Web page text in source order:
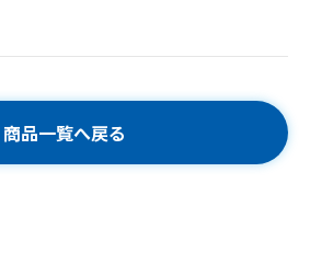
商品一覧へ戻る